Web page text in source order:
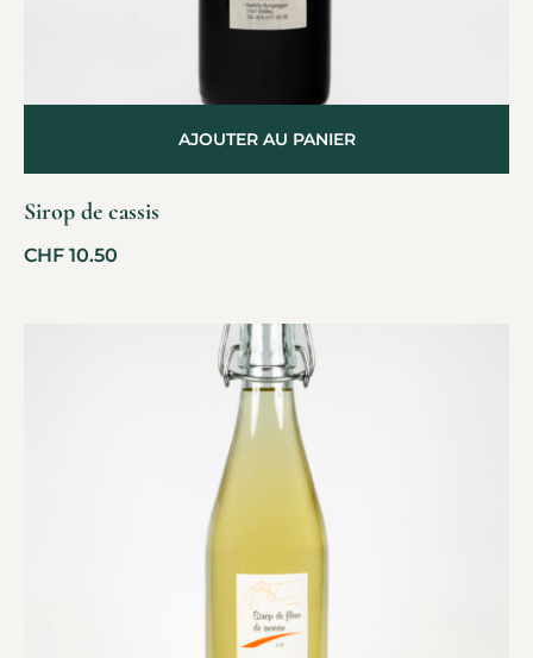
Sirop de cassis
CHF 10.50
AJOUTER AU PANIER